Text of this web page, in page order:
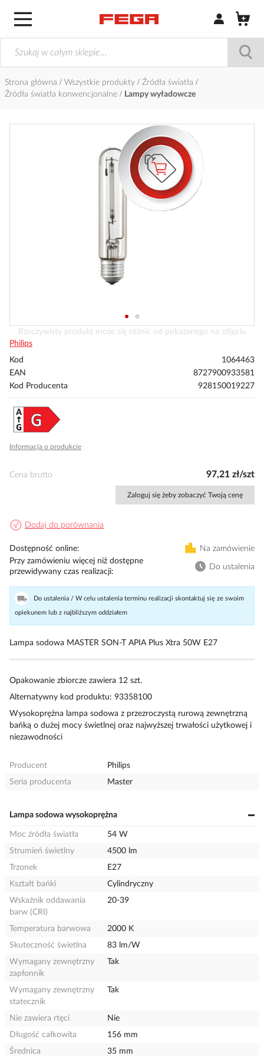
Zaloguj się /
Strona główna Wszystkie produkty
Źródła światła
Źródła światła konwencjonalne
Lampy wyładowcze
Przejdź
na
początek
Rzeczywisty produkt może się różnić od pokazanego na zdjęciu
Philips
Kod
1064463
EAN
8727900933581
Kod Producenta
928150019227
Informacja o produkcie
Cena brutto 97,21 zł/szt
Zaloguj się żeby zobaczyć Twoją cenę
Dodaj do porównania
Dostępność online
Na zamówienie
Przy zamówieniu więcej niż dostępne
przewidywany czas realizacji
Do ustalenia
Do ustalenia / W celu ustalenia terminu realizacji skontaktuj się ze swoim
opiekunem lub z najbliższym oddziałem
Lampa sodowa MASTER SON-T APIA Plus Xtra 50W E27
Opakowanie zbiorcze zawiera 12 szt.
Alternatywny kod produktu: 93358100
Wysokoprężna lampa sodowa z przezroczystą rurową zewnętrzną
bańką o dużej mocy świetlnej oraz najwyższej trwałości użytkowej i
niezawodności
Producent
Philips
Seria producenta
Master
Lampa sodowa wysokoprężna
Moc źródła światła
54 W
Strumień świetlny
4500 lm
Trzonek
E27
Kształt bańki
Cylindryczny
Wskaźnik oddawania
barw (CRI)
20-39
Temperatura barwowa
2000 K
Skuteczność świetlna
83 lm/W
Wymagany zewnętrzny
zapłonnik
Tak
Wymagany zewnętrzny
statecznik
Tak
Nie zawiera rtęci
Nie
Długość całkowita
156 mm
Średnica
35 mm